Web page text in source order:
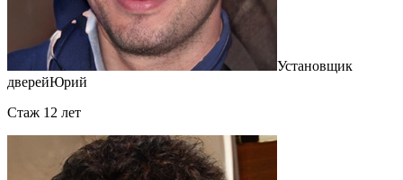
Установщик
дверейЮрий
Cтаж 12 лет